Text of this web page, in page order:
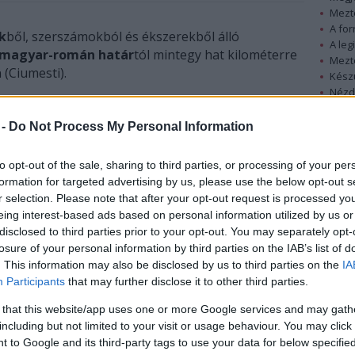
Do Not Process My Personal Information
opt-out of the sale, sharing to third parties, or processing of your
for targeted advertising by us, please use the below opt-out
selection. Please note that after your opt-out request is processed
interest-based ads based on personal information utilized by us
to third parties prior to your opt-out. You may separately
of your personal information by third parties on the IAB’s list of
This information may also be disclosed by us to third parties on the
Participants that may further disclose it to other third parties.
that this website/app uses one or more Google services and may
but not limited to your visit or usage behaviour. You may
to Google and its third-party tags to use your data for below
ből, szerszámokból és ékszerekből álló
magyar-román határtól mintegy hat kilométerre
csomaközi középiskolás diák, Angyal Gellért a
bronz tárgyba akadt.
Az iskolás a Nagykárolyi Gimnázium
történelemtanára, Anamaria Donca biztatására
jelentette az eseményt a Szatmár Megyei
Múzeumnak, amelynek régészei fémdetektorokkal
szálltak ki a háztáji krumpliföldre, és több tucat
gyűjtöttek össze. Ezek egy részét az elmúlt
a kiszántott kövekkel együtt.
az időszámításunk előtti 1200 és 1000 közötti
A
A